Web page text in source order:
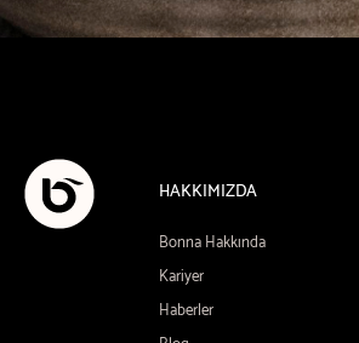
HAKKIMIZDA
Bonna Hakkında
Kariyer
Haberler